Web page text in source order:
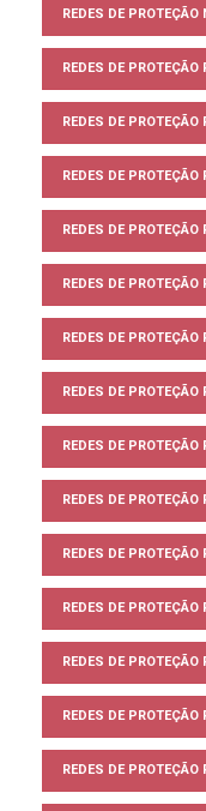
REDES DE PROTEÇÃO
REDES DE PROTEÇÃO
REDES DE
REDES DE PROTEÇÃO
REDES DE
REDES DE PROTEÇÃO
REDES DE PROTEÇÃO
REDES DE PROTEÇÃO
REDES DE PROTEÇÃO
REDES DE
REDES DE PROTEÇÃO
REDES DE PROTEÇÃO
REDES DE PROTEÇÃO
REDES DE PROTEÇÃO
REDES DE